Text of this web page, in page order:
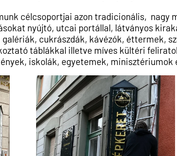
célcsoportjai azon tradicionális, nagy
nyújtó, utcai portállal, látványos
cukrászdák, kávézók, éttermek,
táblákkal illetve míves kültéri
iskolák, egyetemek, minisztériumok